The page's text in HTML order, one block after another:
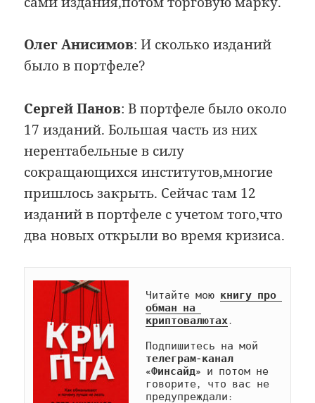
Олег Анисимов: И сколько изданий
было в портфеле?
Сергей Панов: В портфеле было около
17 изданий. Большая часть из них
нерентабельные в силу
сокращающихся институтов,многие
пришлось закрыть. Сейчас там 12
изданий в портфеле с учетом того,что
два новых открыли во время кризиса.
Читайте мою книгу про
обман на
криптовалютах .
телеграм-канал
«Финсайд» и потом не
говорите, что вас не